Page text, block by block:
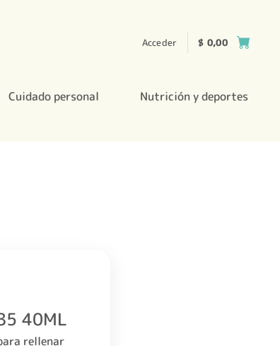
Acceder $ 0,00
Cuidado personal
Nutrición y deportes
40ML
rellenar